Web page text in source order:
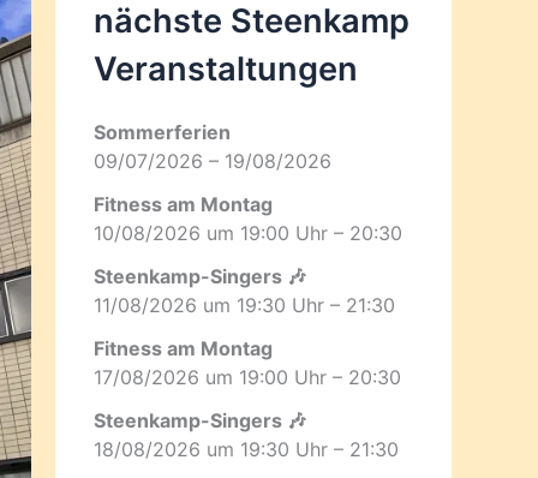
nächste Steenkamp
Veran­staltungen
Sommerferien
09/07/2026 – 19/08/2026
Fitness am Montag
10/08/2026 um 19:00 Uhr – 20:30
Steenkamp-Singers 🎶
11/08/2026 um 19:30 Uhr – 21:30
Fitness am Montag
17/08/2026 um 19:00 Uhr – 20:30
Steenkamp-Singers 🎶
18/08/2026 um 19:30 Uhr – 21:30